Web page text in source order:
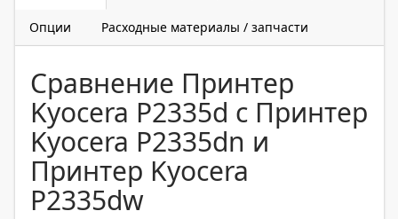
Опции Расходные материалы / запчасти
Сравнение Принтер
Kyocera P2335d с Принтер
Kyocera P2335dn и
Принтер Kyocera
P2335dw